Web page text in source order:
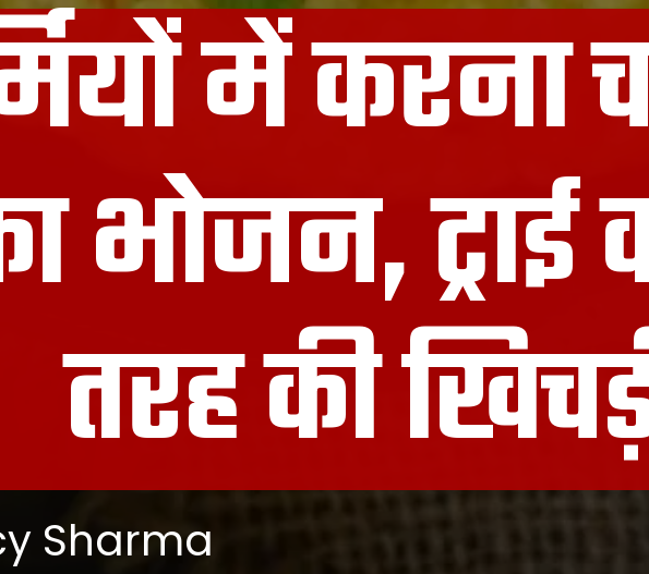
में करना
भोजन,
तरह की
Sharma